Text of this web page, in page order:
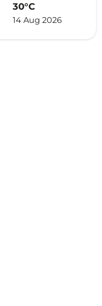
30°C
14 Aug 2026